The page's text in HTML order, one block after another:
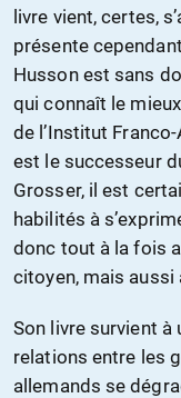
livre vient, certes,
présente
Husson est sans
qui connaît le
de l’Institut
est le successeur
Grosser, il est
habilités à
donc tout à la fois
citoyen, mais aussi
Son livre survient
relations entre les
allemands se